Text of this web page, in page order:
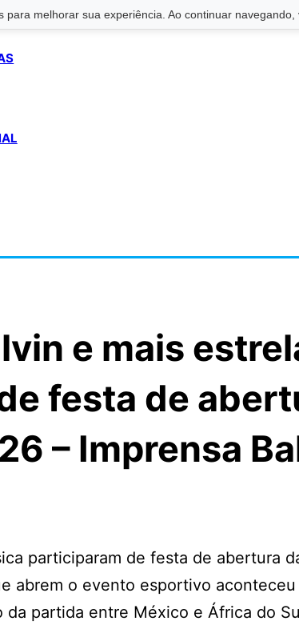
melhorar sua experiência. Ao continuar
e mais
festa de
– Imprensa
participaram de festa de abertura
abrem o evento esportivo
partida entre México e África do